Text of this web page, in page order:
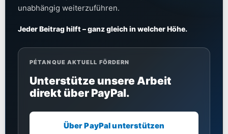
unabhängig weiterzuführen.
Jeder Beitrag hilft – ganz gleich in welcher Höhe.
PÉTANQUE AKTUELL FÖRDERN
Unterstütze unsere Arbeit
direkt über PayPal.
Über PayPal unterstützen